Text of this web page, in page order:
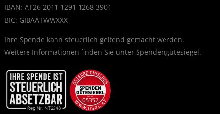
IBAN: AT26 2011 1291 1268 3901
BIC: GIBAATWWXXX
Ihre Spende kann steuerlich geltend gemacht werden.
Weitere Informationen finden Sie unter Spendengütesiegel.